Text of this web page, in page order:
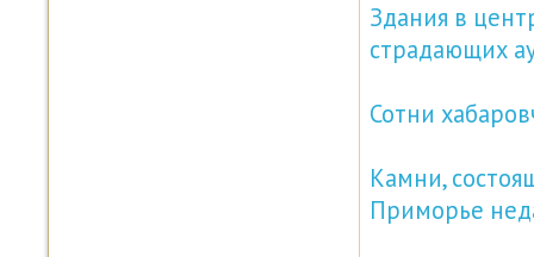
Здания в
страдающих
Сотни
Камни,
Приморье